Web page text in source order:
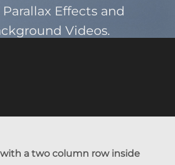
Parallax Effects and
Videos.
a two column row inside